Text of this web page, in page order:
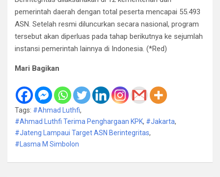
pemerintah daerah dengan total peserta mencapai 55.493
ASN. Setelah resmi diluncurkan secara nasional, program
tersebut akan diperluas pada tahap berikutnya ke sejumlah
instansi pemerintah lainnya di Indonesia. (*Red)
Mari Bagikan
Tags: #Ahmad Luthfi,
#Ahmad Luthfi Terima Penghargaan KPK, #Jakarta,
#Jateng Lampaui Target ASN Berintegritas,
#Lasma M Simbolon